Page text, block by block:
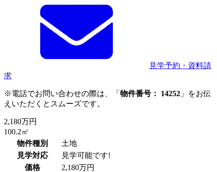
見学予約・資料請
求
※電話でお問い合わせの際は、「 物件番号： 14252 」をお伝
えいただくとスムーズです。
2,180万円
100.2㎡
物件種別
土地
見学対応
見学可能です!
価格
2,180万円